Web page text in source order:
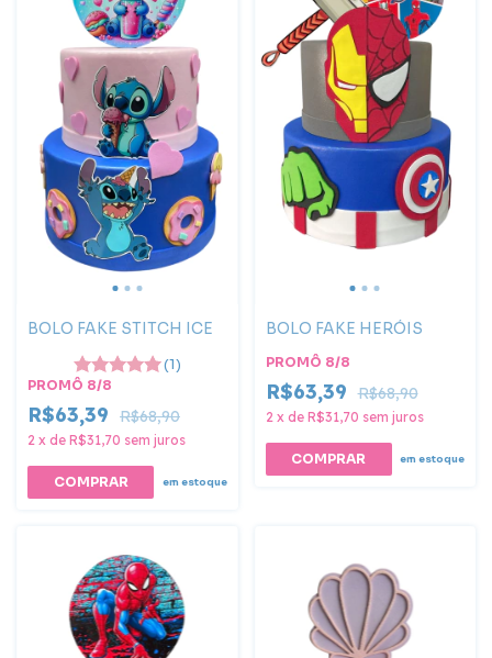
BOLO FAKE STITCH ICE
(1)
PROMÔ 8/8
R$63,39 R$68,90
2 x de R$31,70 sem juros
COMPRAR em estoque
BOLO FAKE HERÓIS
PROMÔ 8/8
R$63,39 R$68,90
2 x de R$31,70 sem juros
COMPRAR em estoque